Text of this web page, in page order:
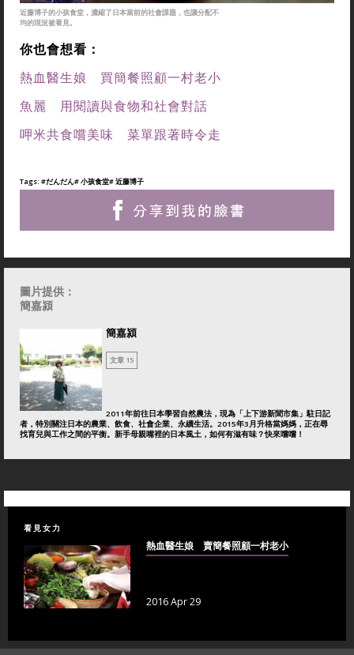
近藤博子的小孩食堂，濃縮了日本當前的社會課題，也讓分配不
均的現況被看見。
你也會想看：
熱血醫生娘 買簡餐照顧一村老小
魚麗 用閱讀與食物和社會對話
呷米共食嚐美味 菜單跟著時令走
Tags: #だんだん# 小孩食堂# 近藤博子
圖片提供：
簡嘉潁
簡嘉潁
文章 15
2011年前往日本學習自然農法，現為「上下游新聞市集」駐日記
者，特別關注日本的農業、飲食、社會企業、永續生活。2015年3月升格當媽媽，正在尋
找育兒與工作之間的平衡。新手母親嘴裡的日本風土，如何有滋有味？快來嚐嚐！
看見女力
熱血醫生娘 賣簡餐照顧一村老小
2016 Apr 29